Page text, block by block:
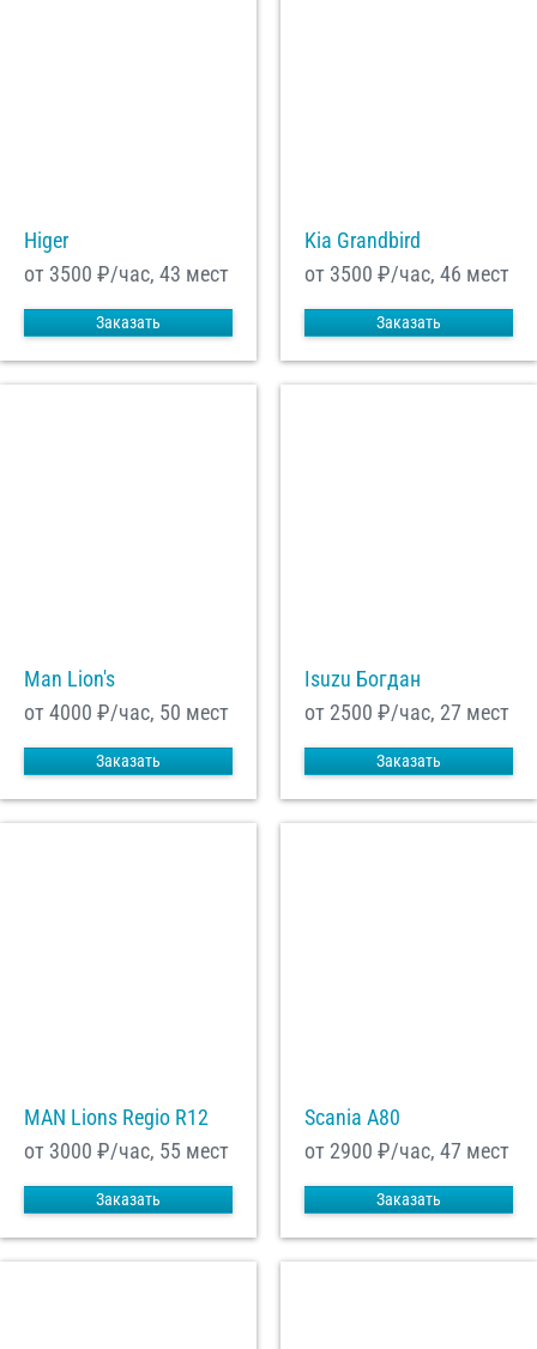
Higer
от 3500 ₽/час, 43 мест
Заказать
Kia Grandbird
от 3500 ₽/час, 46 мест
Заказать
Man Lion's
от 4000 ₽/час, 50 мест
Заказать
Isuzu Богдан
от 2500 ₽/час, 27 мест
Заказать
MAN Lions Regio R12
от 3000 ₽/час, 55 мест
Заказать
Scania A80
от 2900 ₽/час, 47 мест
Заказать